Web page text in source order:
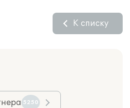
К списку
5250